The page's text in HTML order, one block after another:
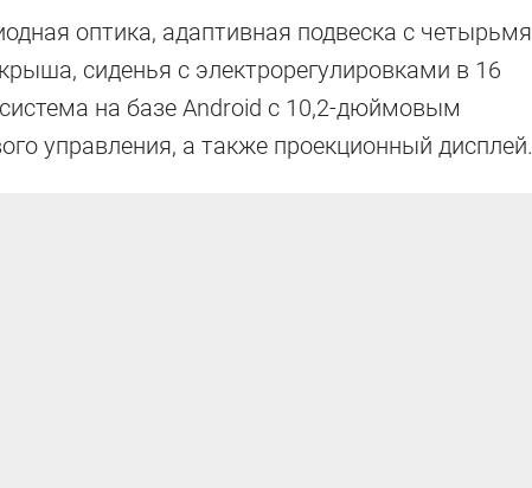
оптика, адаптивная подвеска с четырьмя
сиденья с электрорегулировками в 16
на базе Android с 10,2-дюймовым
управления, а также проекционный дисплей.